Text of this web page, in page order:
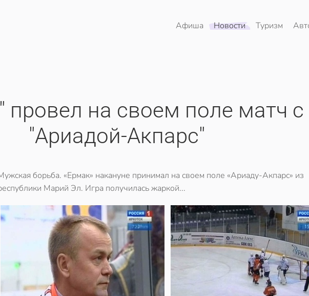
Афиша Новости Туризм
провел на своем поле матч с
"Ариадой-Акпарс"
борьба. «Ермак» накануне принимал на своем поле «Ариаду-Акпарс» из
Марий Эл. Игра получилась жаркой...